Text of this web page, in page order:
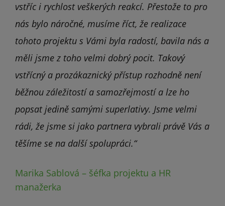
vstříc i rychlost veškerých reakcí. Přestože to pro
nás bylo náročné, musíme říct, že realizace
tohoto projektu s Vámi byla radostí, bavila nás a
měli jsme z toho velmi dobrý pocit. Takový
vstřícný a prozákaznický přístup rozhodně není
běžnou záležitostí a samozřejmostí a lze ho
popsat jedině samými superlativy. Jsme velmi
rádi, že jsme si jako partnera vybrali právě Vás a
těšíme se na další spolupráci.“
Marika Sablová – šéfka projektu a HR
manažerka